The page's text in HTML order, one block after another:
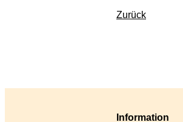
Zurück
Information